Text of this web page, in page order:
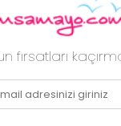
sahip. REMSA
hem rahatlığı
Bu parça,
bir temel